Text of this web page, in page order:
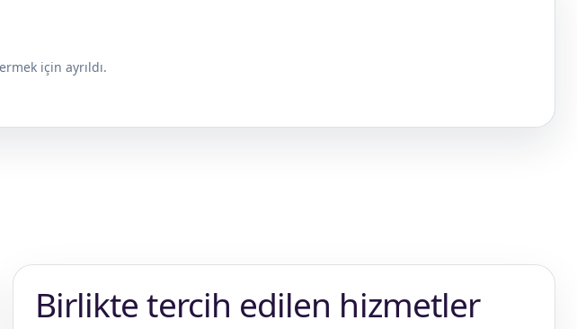
için ayrıldı.
Birlikte tercih edilen hizmetler